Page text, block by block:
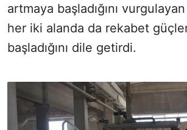
artmaya başladığını
her iki alanda da rekabet
başladığını dile getirdi.